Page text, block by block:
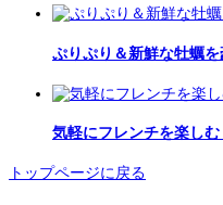
ぷりぷり＆新鮮な牡蠣
気軽にフレンチを楽し
トップページに戻る